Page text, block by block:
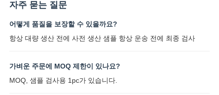
자주 묻는 질문
어떻게 품질을 보장할 수 있을까요?
항상 대량 생산 전에 사전 생산 샘플 항상 운송 전에 최종 검사
가벼운 주문에 MOQ 제한이 있나요?
MOQ, 샘플 검사용 1pc가 있습니다.